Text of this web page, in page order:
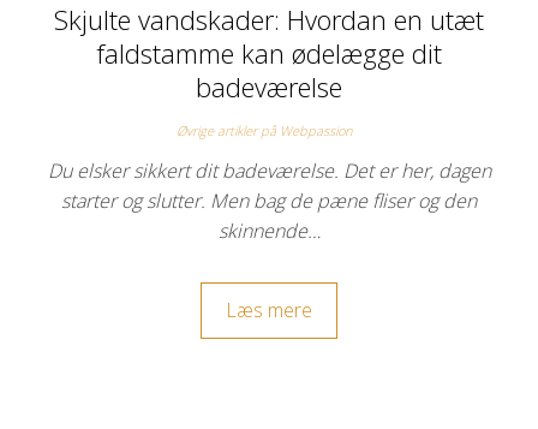
Skjulte vandskader: Hvordan en utæt
faldstamme kan ødelægge dit
badeværelse
Øvrige artikler på Webpassion
Du elsker sikkert dit badeværelse. Det er her, dagen
starter og slutter. Men bag de pæne fliser og den
skinnende…
Læs mere